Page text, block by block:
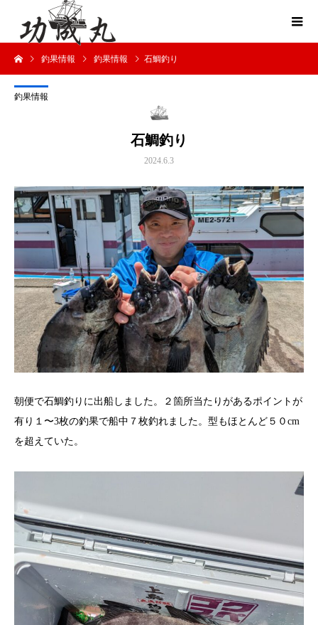
釣果情報 釣果情報 石鯛釣り
釣果情報
石鯛釣り
2024.6.3
朝便で石鯛釣りに出船しました。２箇所当たりがあるポイントが
有り１〜3枚の釣果で船中７枚釣れました。型もほとんど５０cm
を超えていた。